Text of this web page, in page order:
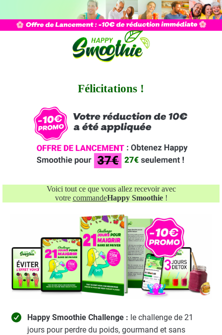
Félicitations !
Voici tout ce que vous allez recevoir avec
votre commandeHappy Smoothie!
Happy Smoothie Challenge : le challenge de 21
jours pour perdre du poids, gourmand et sans